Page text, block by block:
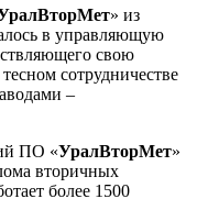
» из
в управляющую
свою
сотрудничестве
–
ПО «УралВторМет»
вторичных
более 1500